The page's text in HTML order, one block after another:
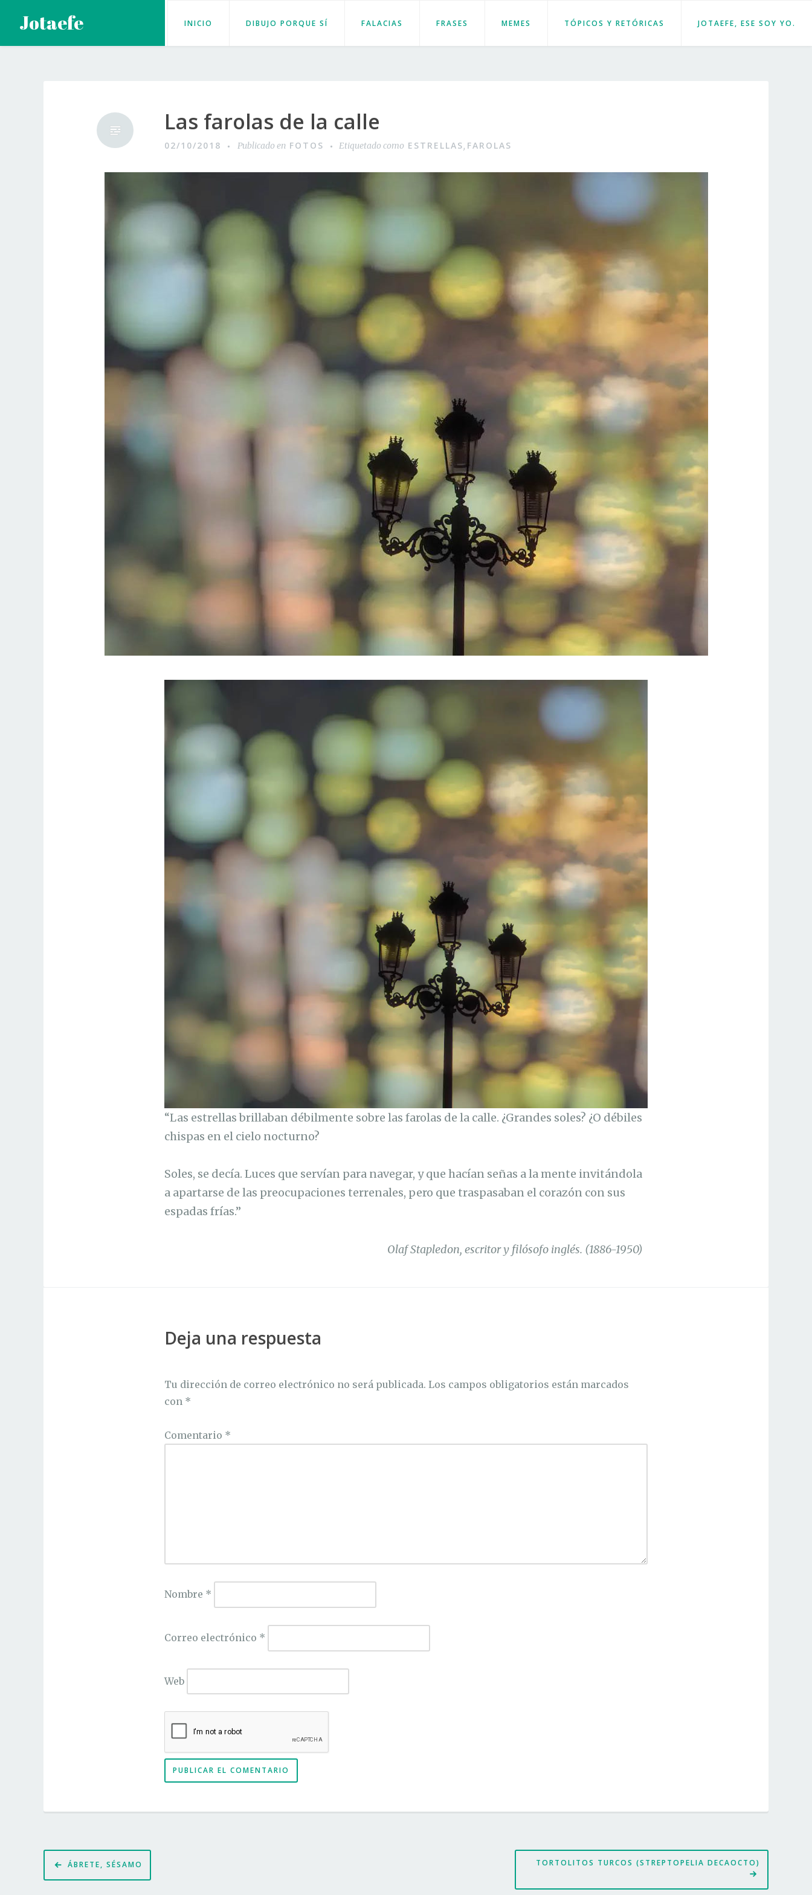
contenido
Jotaefe INICIO DIBUJO PORQUE SÍ FALACIAS FRASES MEMES TÓPICOS Y RETÓRICAS JOTAEFE, ESE SOY YO.
Las farolas de la calle
02/10/2018 Publicado en FOTOS Etiquetado como ESTRELLAS, FAROLAS
“Las estrellas brillaban débilmente sobre las farolas de la calle. ¿Grandes soles? ¿O débiles
chispas en el cielo nocturno?
Soles, se decía. Luces que servían para navegar, y que hacían señas a la mente invitándola
a apartarse de las preocupaciones terrenales, pero que traspasaban el corazón con sus
espadas frías.”
Olaf Stapledon, escritor y filósofo inglés. (1886-1950)
Deja una respuesta
Tu dirección de correo electrónico no será publicada. Los campos obligatorios están marcados
con *
Comentario *
Nombre *
Correo electrónico *
Web
Navegación
de
ÁBRETE, SÉSAMO TORTOLITOS TURCOS (STREPTOPELIA DECAOCTO)